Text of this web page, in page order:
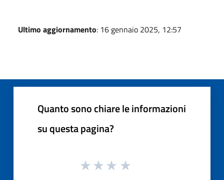
Ultimo aggiornamento: 16 gennaio 2025, 12:57
Quanto sono chiare le informazioni
su questa pagina?